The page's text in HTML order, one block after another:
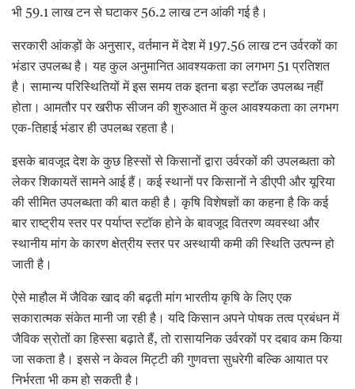
भी 59.1 लाख टन से घटाकर 56.2 लाख टन आंकी गई है।
सरकारी आंकड़ों के अनुसार, वर्तमान में देश में 197.56 लाख टन उर्वरकों का
भंडार उपलब्ध है। यह कुल अनुमानित आवश्यकता का लगभग 51 प्रतिशत
है। सामान्य परिस्थितियों में इस समय तक इतना बड़ा स्टॉक उपलब्ध नहीं
होता। आमतौर पर खरीफ सीजन की शुरुआत में कुल आवश्यकता का लगभग
एक-तिहाई भंडार ही उपलब्ध रहता है।
इसके बावजूद देश के कुछ हिस्सों से किसानों द्वारा उर्वरकों की उपलब्धता को
लेकर शिकायतें सामने आई हैं। कई स्थानों पर किसानों ने डीएपी और यूरिया
की सीमित उपलब्धता की बात कही है। कृषि विशेषज्ञों का कहना है कि कई
बार राष्ट्रीय स्तर पर पर्याप्त स्टॉक होने के बावजूद वितरण व्यवस्था और
स्थानीय मांग के कारण क्षेत्रीय स्तर पर अस्थायी कमी की स्थिति उत्पन्न हो
जाती है।
ऐसे माहौल में जैविक खाद की बढ़ती मांग भारतीय कृषि के लिए एक
सकारात्मक संकेत मानी जा रही है। यदि किसान अपने पोषक तत्व प्रबंधन में
जैविक स्रोतों का हिस्सा बढ़ाते हैं, तो रासायनिक उर्वरकों पर दबाव कम किया
जा सकता है। इससे न केवल मिट्टी की गुणवत्ता सुधरेगी बल्कि आयात पर
निर्भरता भी कम हो सकती है।